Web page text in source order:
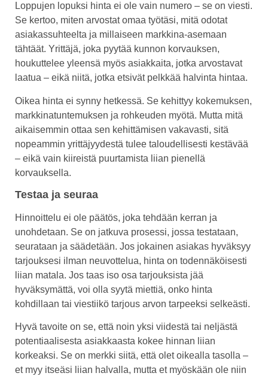
Loppujen lopuksi hinta ei ole vain numero – se on viesti.
Se kertoo, miten arvostat omaa työtäsi, mitä odotat
asiakassuhteelta ja millaiseen markkina-asemaan
tähtäät. Yrittäjä, joka pyytää kunnon korvauksen,
houkuttelee yleensä myös asiakkaita, jotka arvostavat
laatua – eikä niitä, jotka etsivät pelkkää halvinta hintaa.
Oikea hinta ei synny hetkessä. Se kehittyy kokemuksen,
markkinatuntemuksen ja rohkeuden myötä. Mutta mitä
aikaisemmin ottaa sen kehittämisen vakavasti, sitä
nopeammin yrittäjyydestä tulee taloudellisesti kestävää
– eikä vain kiireistä puurtamista liian pienellä
korvauksella.
Testaa ja seuraa
Hinnoittelu ei ole päätös, joka tehdään kerran ja
unohdetaan. Se on jatkuva prosessi, jossa testataan,
seurataan ja säädetään. Jos jokainen asiakas hyväksyy
tarjouksesi ilman neuvottelua, hinta on todennäköisesti
liian matala. Jos taas iso osa tarjouksista jää
hyväksymättä, voi olla syytä miettiä, onko hinta
kohdillaan tai viestiikö tarjous arvon tarpeeksi selkeästi.
Hyvä tavoite on se, että noin yksi viidestä tai neljästä
potentiaalisesta asiakkaasta kokee hinnan liian
korkeaksi. Se on merkki siitä, että olet oikealla tasolla –
et myy itseäsi liian halvalla, mutta et myöskään ole niin